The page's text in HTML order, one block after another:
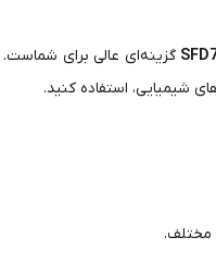
گزینه‌ای عالی برای شماست.
شیمیایی، استفاده کنید.
مختلف.